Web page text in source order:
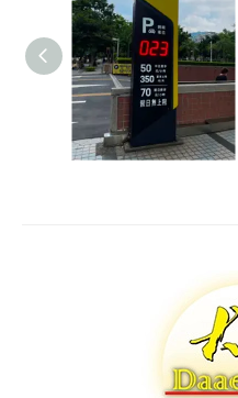
剩餘停車位招牌